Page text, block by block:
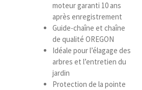
moteur garanti 10 ans
après enregistrement
Guide-chaîne et chaîne
de qualité OREGON
Idéale pour l’élagage des
arbres et l’entretien du
jardin
Protection de la pointe